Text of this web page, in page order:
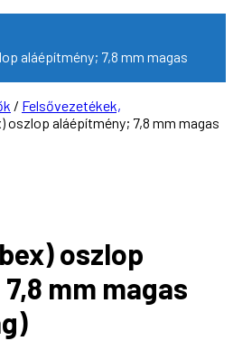
aláépítmény; 7,8 mm magas
/ Felsővezetékek,
oszlop aláépítmény; 7,8 mm magas
oszlop
mm magas